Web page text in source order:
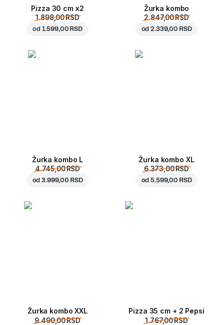
Pizza 30 cm x2
1.898,00 RSD
od 1.599,00 RSD
Žurka kombo
2.847,00 RSD
od2.339,00 RSD
Žurka kombo L
4.745,00 RSD
od3.999,00 RSD
Žurka kombo XL
6.373,00 RSD
od5.599,00 RSD
Žurka kombo XXL
9.490,00 RSD
Pizza 35 cm + 2 Pepsi
1.767,00 RSD